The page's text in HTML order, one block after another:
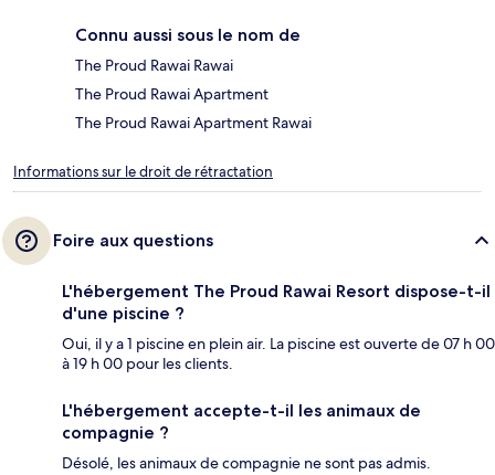
Connu aussi sous le nom de
The Proud Rawai Rawai
The Proud Rawai Apartment
The Proud Rawai Apartment Rawai
Informations sur le droit de rétractation
Foire aux questions
L'hébergement The Proud Rawai Resort dispose-t-il
d'une piscine ?
Oui, il y a 1 piscine en plein air. La piscine est ouverte de 07 h 00
à 19 h 00 pour les clients.
L'hébergement accepte-t-il les animaux de
compagnie ?
Désolé, les animaux de compagnie ne sont pas admis.